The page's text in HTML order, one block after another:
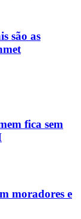
são as
fica sem
moradores e